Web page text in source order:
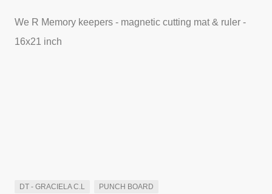
We R Memory keepers - magnetic cutting mat & ruler -
16x21 inch
DT - GRACIELA C.L PUNCH BOARD